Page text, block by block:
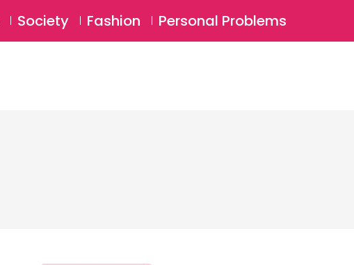
SUBSCRIBE Login ⚲
Society Fashion Personal Problems